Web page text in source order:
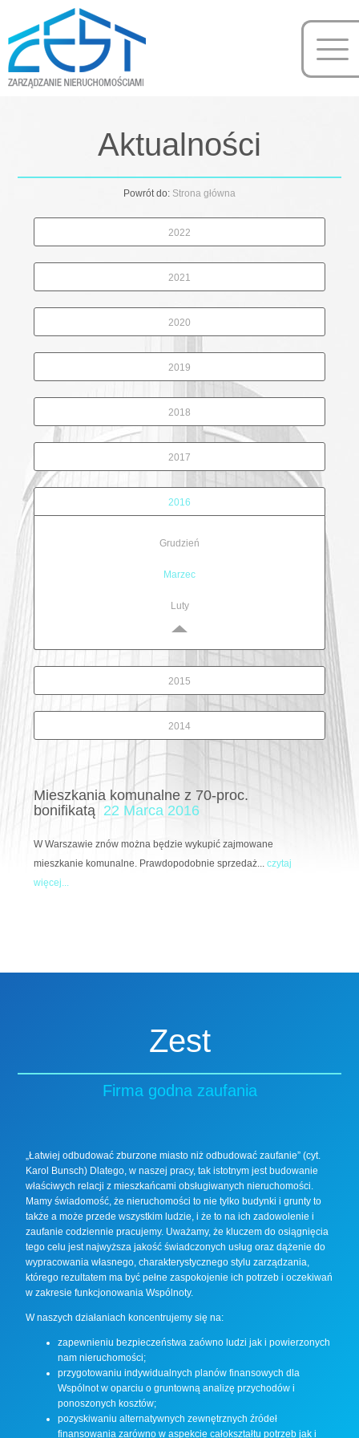
Aktualności
Powrót do: Strona główna
2022
2021
2020
2019
2018
2017
2016
Grudzień
Marzec
Luty
2015
2014
Mieszkania komunalne z 70-proc.
bonifikatą 22 Marca 2016
W Warszawie znów można będzie wykupić zajmowane
mieszkanie komunalne. Prawdopodobnie sprzedaż...czytaj
więcej...
Zest
Firma godna zaufania
„Łatwiej odbudować zburzone miasto niż odbudować zaufanie” (cyt.
Karol Bunsch) Dlatego, w naszej pracy, tak istotnym jest budowanie
właściwych relacji z mieszkańcami obsługiwanych nieruchomości.
Mamy świadomość, że nieruchomości to nie tylko budynki i grunty to
także a może przede wszystkim ludzie, i że to na ich zadowolenie i
zaufanie codziennie pracujemy. Uważamy, że kluczem do osiągnięcia
tego celu jest najwyższa jakość świadczonych usług oraz dążenie do
wypracowania własnego, charakterystycznego stylu zarządzania,
którego rezultatem ma być pełne zaspokojenie ich potrzeb i oczekiwań
w zakresie funkcjonowania Wspólnoty.
W naszych działaniach koncentrujemy się na:
zapewnieniu bezpieczeństwa zaówno ludzi jak i powierzonych
nam nieruchomości;
przygotowaniu indywidualnych planów finansowych dla
Wspólnot w oparciu o gruntowną analizę przychodów i
ponoszonych kosztów;
pozyskiwaniu alternatywnych zewnętrznych źródeł
finansowania zarówno w aspekcie całokształtu potrzeb jak i